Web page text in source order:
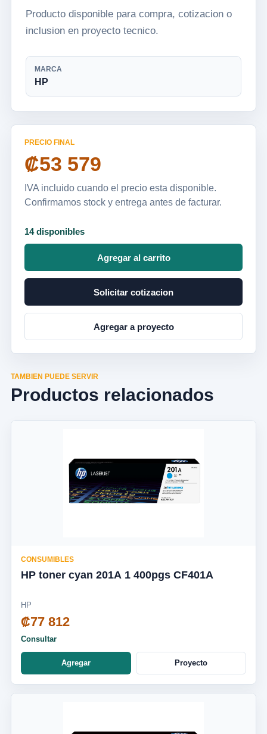
Producto disponible para compra, cotizacion o
inclusion en proyecto tecnico.
MARCA
HP
PRECIO FINAL
₡53 579
IVA incluido cuando el precio esta disponible.
Confirmamos stock y entrega antes de facturar.
14 disponibles
Agregar al carrito
Solicitar cotizacion
Agregar a proyecto
TAMBIEN PUEDE SERVIR
Productos relacionados
CONSUMIBLES
HP toner cyan 201A 1 400pgs CF401A
HP
₡77 812
Consultar
Agregar Proyecto